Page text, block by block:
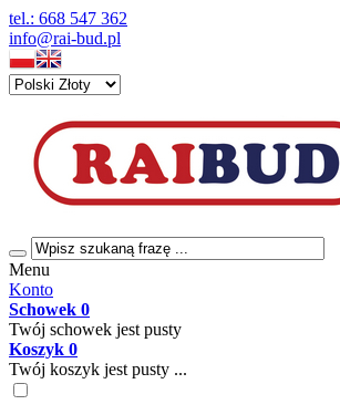
tel.: 668 547 362
info@rai-bud.pl
Menu
Konto
Schowek 0
Twój schowek jest pusty
Koszyk 0
Twój koszyk jest pusty ...